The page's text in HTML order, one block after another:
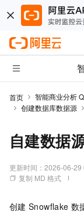
首页 智能商业分析
创建数据库数据源
自建数据
更新时间： 2026-06-29
复制 MD 格式
创建 Snowflake 数